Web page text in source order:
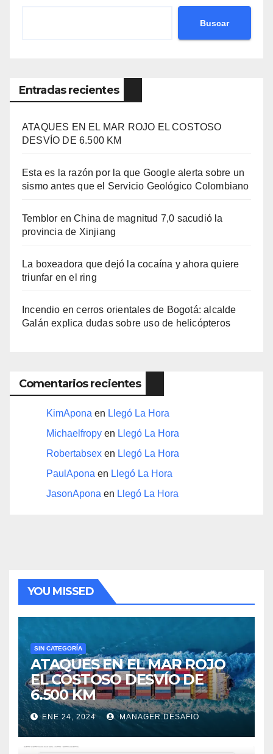
Buscar
Entradas recientes
ATAQUES EN EL MAR ROJO EL COSTOSO
DESVÍO DE 6.500 KM
Esta es la razón por la que Google alerta sobre un
sismo antes que el Servicio Geológico Colombiano
Temblor en China de magnitud 7,0 sacudió la
provincia de Xinjiang
La boxeadora que dejó la cocaína y ahora quiere
triunfar en el ring​
Incendio en cerros orientales de Bogotá: alcalde
Galán explica dudas sobre uso de helicópteros
Comentarios recientes
KimApona en Llegó La Hora
Michaelfropy en Llegó La Hora
Robertabsex en Llegó La Hora
PaulApona en Llegó La Hora
JasonApona en Llegó La Hora
YOU MISSED
SIN CATEGORÍA
ATAQUES EN EL MAR ROJO
EL COSTOSO DESVÍO DE
6.500 KM
ENE 24, 2024 MANAGER.DESAFIO